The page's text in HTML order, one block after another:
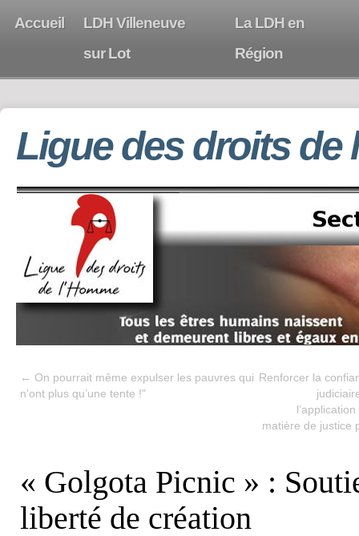
Accueil
LDH Villeneuve
sur Lot
La LDH en
Région
Ligue des droits de
← On pourrait même expulser les pauvres qui
n’ont plus qu’une tente !"
Renforcer la
matière de justice
« Golgota Picnic » :
liberté de création